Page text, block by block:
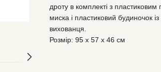
дроту в комплекті з пластиковим
миска і пластиковий будиночок
вихованця.
Розмір: 95 x 57 x 46 см